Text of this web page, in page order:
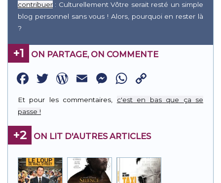
contribuer : Culturellement Vôtre serait resté un simple
blog personnel sans vous ! Alors, pourquoi en rester là
?
+1 ON PARTAGE, ON COMMENTE
Facebook
Twitter
WordPress
EmailMessenger
WhatsApp
Link
Et pour les commentaires, c'est en bas que ça se
passe !
+2 ON LIT D'AUTRES ARTICLES